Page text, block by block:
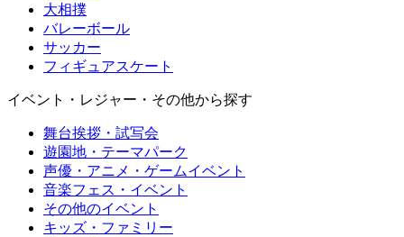
大相撲
バレーボール
サッカー
フィギュアスケート
イベント・レジャー・その他から探す
舞台挨拶・試写会
遊園地・テーマパーク
声優・アニメ・ゲームイベント
音楽フェス・イベント
その他のイベント
キッズ・ファミリー